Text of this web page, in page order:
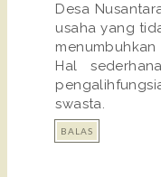
Desa
usaha yang
Hal
swasta.
BALAS